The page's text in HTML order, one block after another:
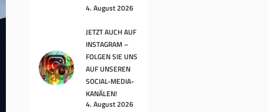
4. August 2026
JETZT AUCH AUF
INSTAGRAM –
FOLGEN SIE UNS
AUF UNSEREN
SOCIAL-MEDIA-
KANÄLEN!
4. August 2026